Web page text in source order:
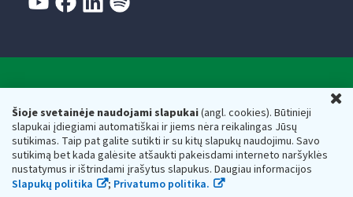
Šioje svetainėje naudojami slapukai(angl. cookies). Būtinieji
slapukai įdiegiami automatiškai ir jiems nėra reikalingas Jūsų
sutikimas. Taip pat galite sutikti ir su kitų slapukų naudojimu. Savo
sutikimą bet kada galėsite atšaukti pakeisdami interneto naršyklės
nustatymus ir ištrindami įrašytus slapukus. Daugiau informacijos
Slapukų politika
; Privatumo politika.
Respublikos finansų ministerijos
Biudžetinė įstaiga. Juridinio asmens kodas — 188659752,
adresas: Vasario 16-osios g. 14, 01107 Vilnius, Lietuva, el.paštas:
vmi@vmi.lt, E. pristatymo dėžutės adresas 188659752
Duomenys apie Valstybinę mokesčių inspekciją prie Lietuvos
Respublikos finansų ministerijos kaupiami ir saugomi Juridinių